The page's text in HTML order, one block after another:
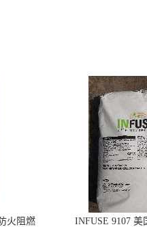
火阻燃
INFUSE 9107 美